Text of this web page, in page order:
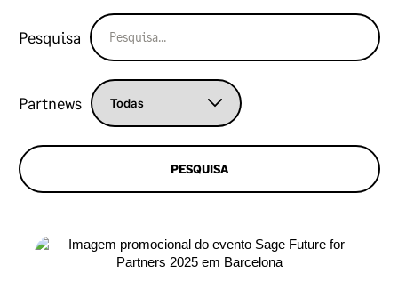
Pesquisa
Partnews